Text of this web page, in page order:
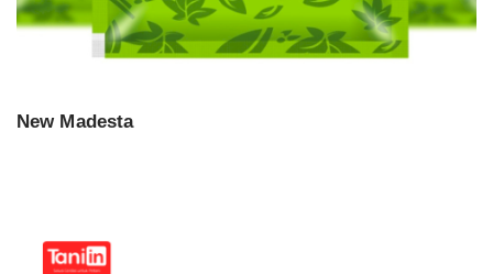
New Madesta